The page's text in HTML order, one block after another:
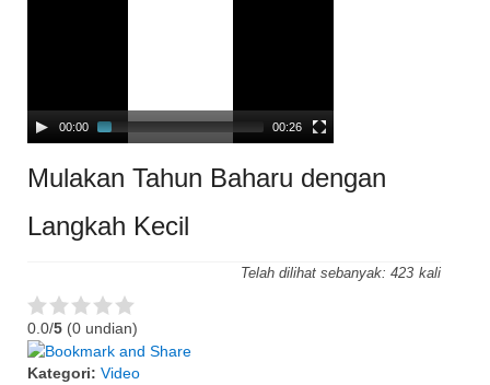
00:00 00:26
Mulakan Tahun Baharu dengan
Langkah Kecil
Telah dilihat sebanyak: 423
0.0/5 (0 undian)
Kategori: Video